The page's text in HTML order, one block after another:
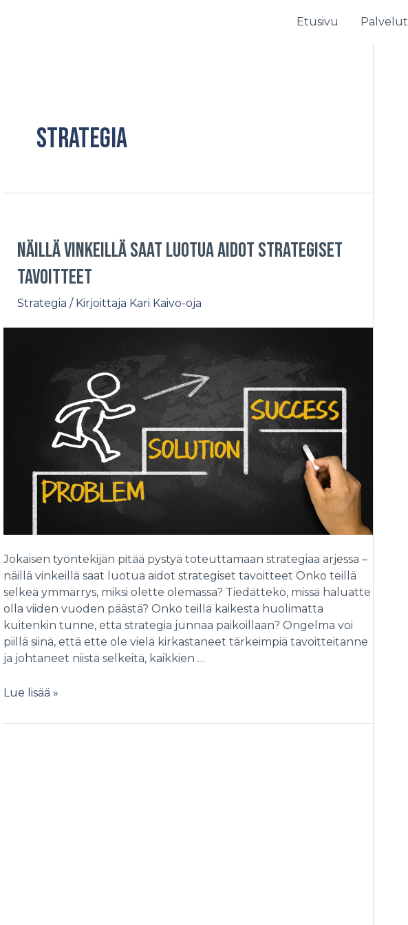
Etusivu Palvelut
STRATEGIA
Näillä vinkeillä saat luotua aidot strategiset
tavoitteet
Strategia / Kirjoittaja Kari Kaivo-oja
Jokaisen työntekijän pitää pystyä toteuttamaan strategiaa arjessa –
näillä vinkeillä saat luotua aidot strategiset tavoitteet Onko teillä
selkeä ymmärrys, miksi olette olemassa? Tiedättekö, missä haluatte
olla viiden vuoden päästä? Onko teillä kaikesta huolimatta
kuitenkin tunne, että strategia junnaa paikoillaan? Ongelma voi
piillä siinä, että ette ole vielä kirkastaneet tärkeimpiä tavoitteitanne
ja johtaneet niistä selkeitä, kaikkien …
Näillä
saat
Lue lisää »